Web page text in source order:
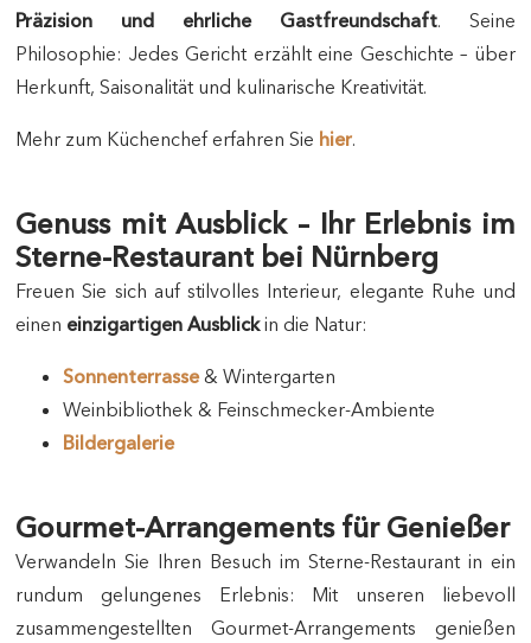
Präzision und ehrliche Gastfreundschaft. Seine
Philosophie: Jedes Gericht erzählt eine Geschichte – über
Herkunft, Saisonalität und kulinarische Kreativität.
Mehr zum Küchenchef erfahren Sie hier.
Genuss mit Ausblick – Ihr Erlebnis im
Sterne-Restaurant bei Nürnberg
Freuen Sie sich auf stilvolles Interieur, elegante Ruhe und
einen einzigartigen Ausblickin die Natur:
Sonnenterrasse& Wintergarten
Weinbibliothek & Feinschmecker-Ambiente
Bildergalerie
Gourmet-Arrangements für Genießer
Verwandeln Sie Ihren Besuch im Sterne-Restaurant in ein
rundum gelungenes Erlebnis: Mit unseren liebevoll
zusammengestellten Gourmet-Arrangements genießen